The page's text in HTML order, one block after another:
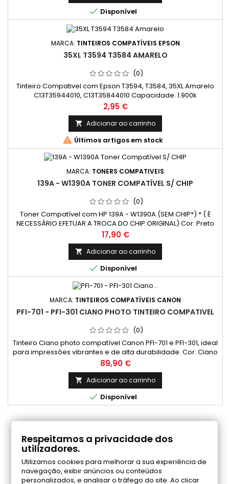
 Disponível
MARCA: TINTEIROS COMPATÍVEIS EPSON
35XL T3594 T3584 AMARELO
(0)
Tinteiro Compativel com Epson T3594, T3584, 35XL Amarelo
C13T35944010, C13T35844010 Capacidade: 1.900k
Preço
2,95 €
 Adicionar ao carrinho
 Últimos artigos em stock
MARCA: TONERS COMPATIVEIS
139A - W1390A TONER COMPATÍVEL S/ CHIP
(0)
Toner Compatível com HP 139A - W1390A (SEM CHIP*) * ( É
NECESSÁRIO EFETUAR A TROCA DO CHIP ORIGINAL) Cor: Preto
Rendimento Médio: 1.500 Páginas*
Preço
17,90 €
 Adicionar ao carrinho
 Disponível
MARCA: TINTEIROS COMPATÍVEIS CANON
PFI-701 - PFI-301 CIANO PHOTO TINTEIRO COMPATIVEL
(0)
Tinteiro Ciano photo compatível Canon PFI-701 e PFI-301, ideal
para impressões vibrantes e de alta durabilidade. Cor: Ciano
Photo Capacidade: 700ml
Preço
89,90 €
 Adicionar ao carrinho
 Disponível
COMENTÁRIOS (0)
Seja o primeiro a fazer uma avaliação
Respeitamos a privacidade dos
utilizadores.
Utilizamos cookies para melhorar a sua experiência de
navegação, exibir anúncios ou conteúdos
personalizados, e analisar o tráfego do site. Ao clicar